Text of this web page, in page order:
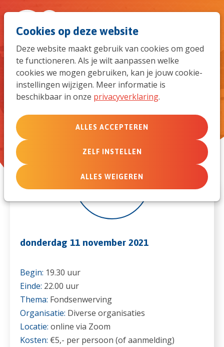
Cookies op deze website
Deze website maakt gebruik van cookies om goed
te functioneren. Als je wilt aanpassen welke
cookies we mogen gebruiken, kan je jouw cookie-
instellingen wijzigen. Meer informatie is
beschikbaar in onze privacyverklaring.
ALLES ACCEPTEREN
ZELF INSTELLEN
ALLES WEIGEREN
naar
de
Online toerustingsavond voor
thuisfrontteams over
Fondsenwerving
11
nov
donderdag 11 november 2021
Begin: 19.30 uur
Einde: 22.00 uur
Thema: Fondsenwerving
Organisatie: Diverse organisaties
Locatie: online via Zoom
Kosten: €5,- per persoon (of aanmelding)